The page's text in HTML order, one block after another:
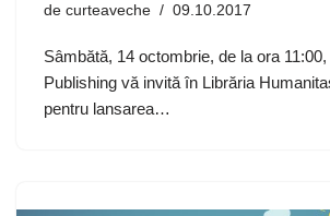
de curteaveche 09.10.2017
Sâmbătă, 14 octombrie, de la ora
Publishing vă invită în Librăria
pentru lansarea…